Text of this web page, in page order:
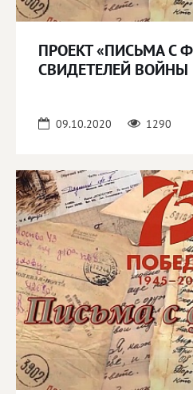
ПРОЕКТ «ПИСЬМА С
СВИДЕТЕЛЕЙ ВОЙНЫ
09.10.2020 1290